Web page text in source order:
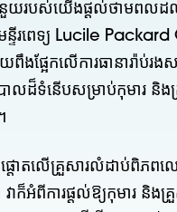
របស់យើងផ្តល់ថាមពលដល់ក
ទីរពេទ្យ Lucile
ងផ្អែកលើការធានារ៉ាប់រង
បាលដ៏ទំនើបសម្រាប់កុមារ និ
ផ្តោតលើគ្រួសារលំដាប់ពិភពល
វាក៏អំពីការផ្តល់ឱ្យកុមារ និង